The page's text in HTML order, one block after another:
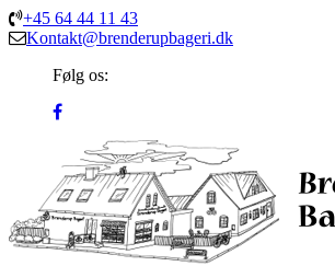
+45 64 44 11 43
Kontakt@brenderupbageri.dk
Følg os: